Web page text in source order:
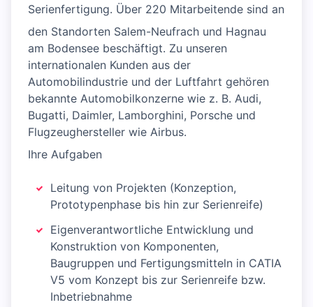
Serienfertigung. Über 220 Mitarbeitende sind an
den Standorten Salem-Neufrach und Hagnau
am Bodensee beschäftigt. Zu unseren
internationalen Kunden aus der
Automobilindustrie und der Luftfahrt gehören
bekannte Automobilkonzerne wie z. B. Audi,
Bugatti, Daimler, Lamborghini, Porsche und
Flugzeughersteller wie Airbus.
Ihre Aufgaben
Leitung von Projekten (Konzeption,
Prototypenphase bis hin zur Serienreife)
Eigenverantwortliche Entwicklung und
Konstruktion von Komponenten,
Baugruppen und Fertigungsmitteln in CATIA
V5 vom Konzept bis zur Serienreife bzw.
Inbetriebnahme